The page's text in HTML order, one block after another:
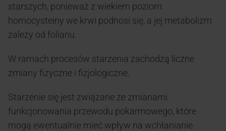
starszych, ponieważ z wiekiem poziom
homocysteiny we krwi podnosi się, a jej metabolizm
zależy od folianu.
W ramach procesów starzenia zachodzą liczne
zmiany fizyczne i fizjologiczne.
Starzenie się jest związane ze zmianami
funkcjonowania przewodu pokarmowego, które
mogą ewentualnie mieć wpływ na wchłanianie